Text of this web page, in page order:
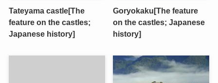
Tateyama castle[The
feature on the castles;
Japanese history]
Goryokaku[The feature
on the castles; Japanese
history]